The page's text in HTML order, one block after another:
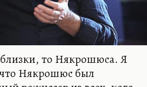
то Някрошюса. Я
Някрошюс был